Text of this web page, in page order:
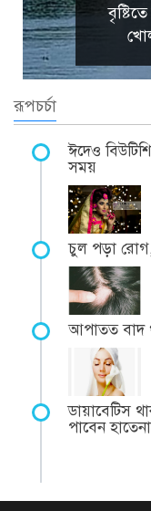
রূপচর্চা
ঈদেও
সময়
চুল পড়া রোগ,
আপাতত বাদ
ডায়াবেটিস
পাবেন